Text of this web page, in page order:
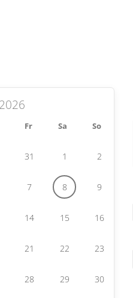
Fr Sa So
31 1 2
7 8 9
14 15 16
21 22 23
28 29 30